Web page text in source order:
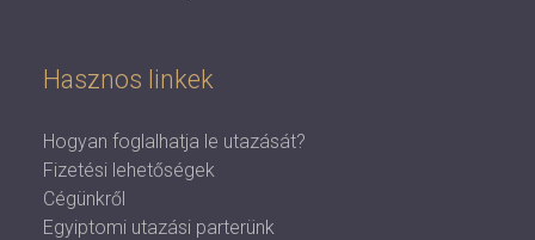
Hasznos linkek
Hogyan foglalhatja le utazását?
Fizetési lehetőségek
Cégünkről
Egyiptomi utazási parterünk